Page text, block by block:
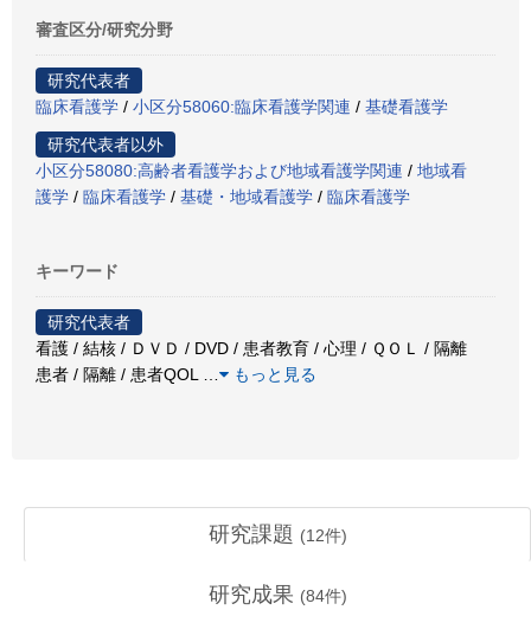
審査区分/研究分野
研究代表者
臨床看護学 / 小区分58060:臨床看護学関連 / 基礎看護学
研究代表者以外
小区分58080:高齢者看護学および地域看護学関連 / 地域看
護学 / 臨床看護学 / 基礎・地域看護学 / 臨床看護学
キーワード
研究代表者
看護 / 結核 / ＤＶＤ / DVD / 患者教育 / 心理 / ＱＯＬ / 隔離
患者 / 隔離 / 患者QOL
もっと見る
研究課題 (12件)
研究成果 (84件)